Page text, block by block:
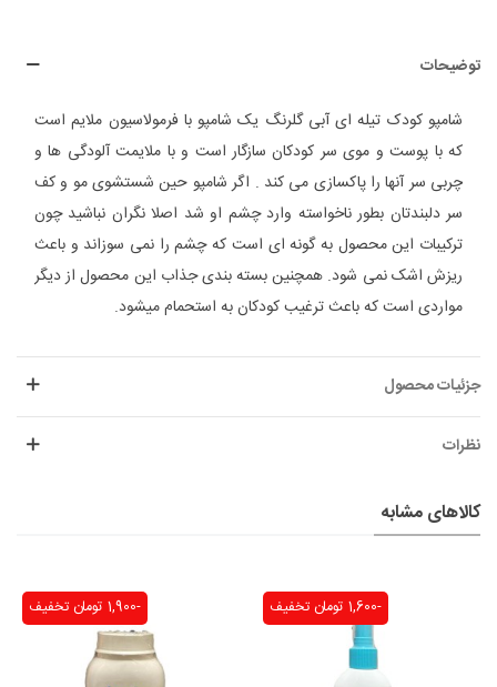
توضیحات
شامپو کودک تیله ای آبی گلرنگ یک شامپو با فرمولاسیون ملایم است
که با پوست و موی سر کودکان سازگار است و با ملایمت آلودگی ها و
چربی سر آنها را پاکسازی می کند . اگر شامپو حین شستشوی مو و کف
سر دلبندتان بطور ناخواسته وارد چشم او شد اصلا نگران نباشید چون
ترکیبات این محصول به گونه ای است که چشم را نمی سوزاند و باعث
ریزش اشک نمی شود. همچنین بسته بندی جذاب این محصول از دیگر
مواردی است که باعث ترغیب کودکان به استحمام میشود.
جزئیات محصول
نظرات
کالاهای مشابه
تخفیف -1,600 تومان تخفیف -1,900 تومان